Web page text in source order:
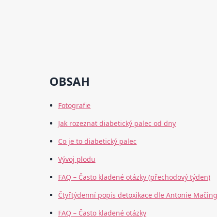
OBSAH
Fotografie
Jak rozeznat diabetický palec od dny
Co je to diabetický palec
Vývoj plodu
FAQ – Často kladené otázky (přechodový týden)
Čtyřtýdenní popis detoxikace dle Antonie
FAQ – Často kladené otázky